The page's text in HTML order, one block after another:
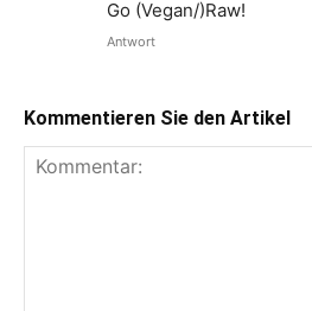
Go (Vegan/)Raw!
Antwort
Kommentieren Sie den Artikel